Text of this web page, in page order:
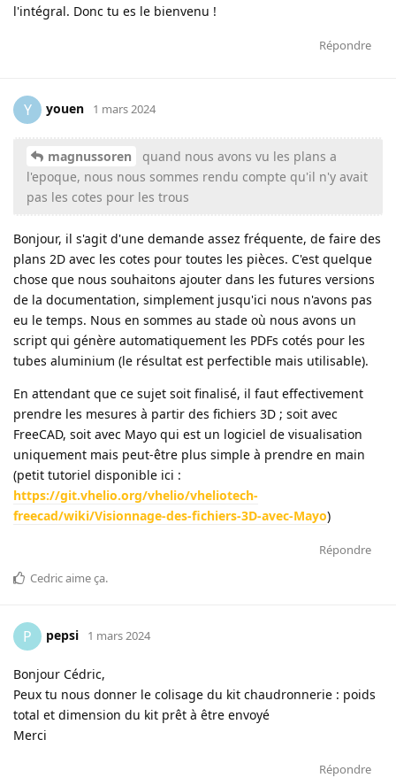
l'intégral. Donc tu es le bienvenu !
Répondre
Y youen 1 mars 2024
magnussoren
quand nous avons vu les plans a
l'epoque, nous nous sommes rendu compte qu'il n'y avait
pas les cotes pour les trous
Bonjour, il s'agit d'une demande assez fréquente, de faire des
plans 2D avec les cotes pour toutes les pièces. C'est quelque
chose que nous souhaitons ajouter dans les futures versions
de la documentation, simplement jusqu'ici nous n'avons pas
eu le temps. Nous en sommes au stade où nous avons un
script qui génère automatiquement les PDFs cotés pour les
tubes aluminium (le résultat est perfectible mais utilisable).
En attendant que ce sujet soit finalisé, il faut effectivement
prendre les mesures à partir des fichiers 3D ; soit avec
FreeCAD, soit avec Mayo qui est un logiciel de visualisation
uniquement mais peut-être plus simple à prendre en main
(petit tutoriel disponible ici :
https://git.vhelio.org/vhelio/vheliotech-
freecad/wiki/Visionnage-des-fichiers-3D-avec-Mayo)
Répondre
Cedricaime ça.
P pepsi 1 mars 2024
Bonjour Cédric,
Peux tu nous donner le colisage du kit chaudronnerie : poids
total et dimension du kit prêt à être envoyé
Merci
Répondre